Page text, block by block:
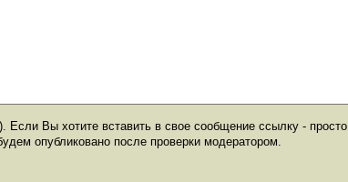
Если Вы хотите вставить в свое сообщение ссылку - просто
опубликовано после проверки модератором.